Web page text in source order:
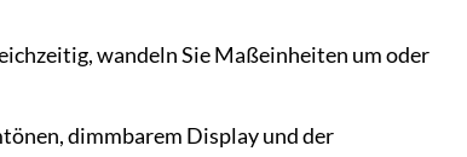
wandeln Sie Maßeinheiten um oder
dimmbarem Display und der